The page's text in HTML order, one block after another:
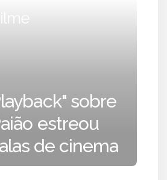
sobre
estreou
de cinema